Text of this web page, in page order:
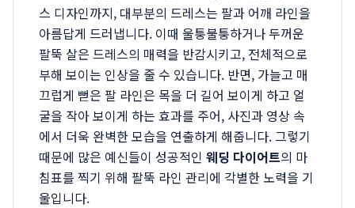
스 디자인까지, 대부분의 드레스는 팔과 어깨 라인을
아름답게 드러냅니다. 이때 울퉁불퉁하거나 두꺼운
팔뚝 살은 드레스의 매력을 반감시키고, 전체적으로
부해 보이는 인상을 줄 수 있습니다. 반면, 가늘고 매
끄럽게 뻗은 팔 라인은 목을 더 길어 보이게 하고 얼
굴을 작아 보이게 하는 효과를 주어, 사진과 영상 속
에서 더욱 완벽한 모습을 연출하게 해줍니다. 그렇기
때문에 많은 예신들이 성공적인 웨딩 다이어트의 마
침표를 찍기 위해 팔뚝 라인 관리에 각별한 노력을 기
울입니다.